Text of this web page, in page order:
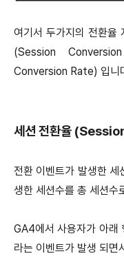
여기서 두가지의 전환율
(Session
Conversion Rate) 입니
세션 전환율
전환 이벤트가 발생한
생한 세션수를 총 세션수
GA4에서 사용자가 아
라는 이벤트가 발생 되면